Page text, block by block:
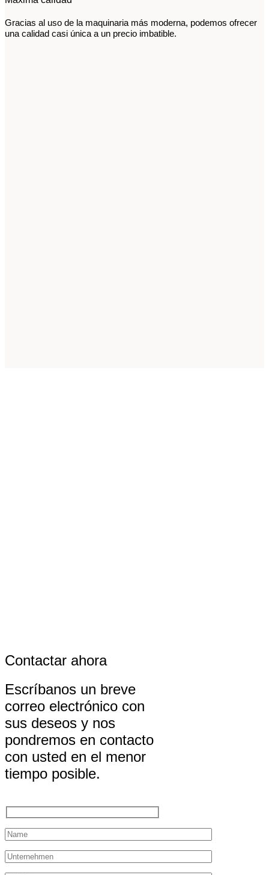
Gracias al uso de la maquinaria más moderna, podemos ofrecer
una calidad casi única a un precio imbatible.
Contactar ahora
Escríbanos un breve
correo electrónico con
sus deseos y nos
pondremos en contacto
con usted en el menor
tiempo posible.